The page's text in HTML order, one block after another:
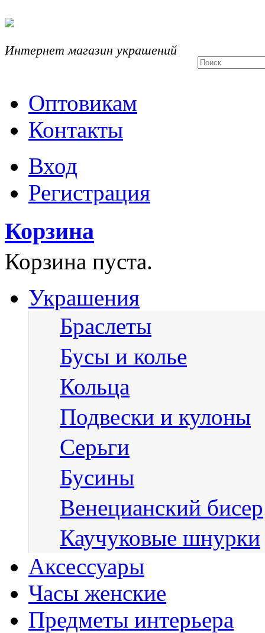
Интернет магазин украшений
Оптовикам
Контакты
Вход
Регистрация
Корзина
Корзина пуста.
Украшения
Браслеты
Бусы и колье
Кольца
Подвески и кулоны
Серьги
Бусины
Венецианский бисер
Каучуковые шнурки
Аксессуары
Часы женские
Предметы интерьера